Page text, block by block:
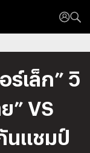
ร์เล็ก” วิ
” VS
นแชมป์